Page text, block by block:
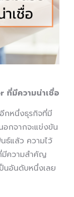
ที่มีความน่าเชื่อ
กหนึ่งธุรกิจที่มี
กจากจะแข่งขัน
ธ์แล้ว ความไว้
มีความสำคัญ
นอันดับหนึ่งเลย